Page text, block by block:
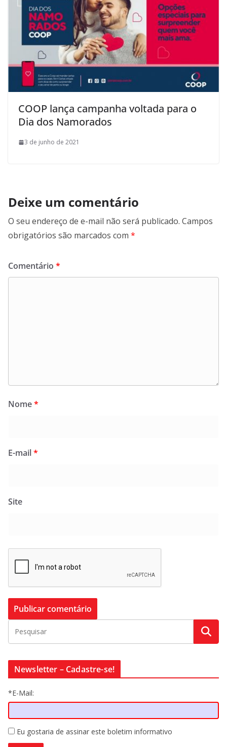
COOP lança campanha voltada para o
Dia dos Namorados
3 de junho de 2021
Deixe um comentário
O seu endereço de e-mail não será publicado. Campos
obrigatórios são marcados com *
Comentário *
Nome*
E-mail*
Site
Newsletter – Cadastre-se!
*E-Mail:
Eu gostaria de assinar este boletim informativo